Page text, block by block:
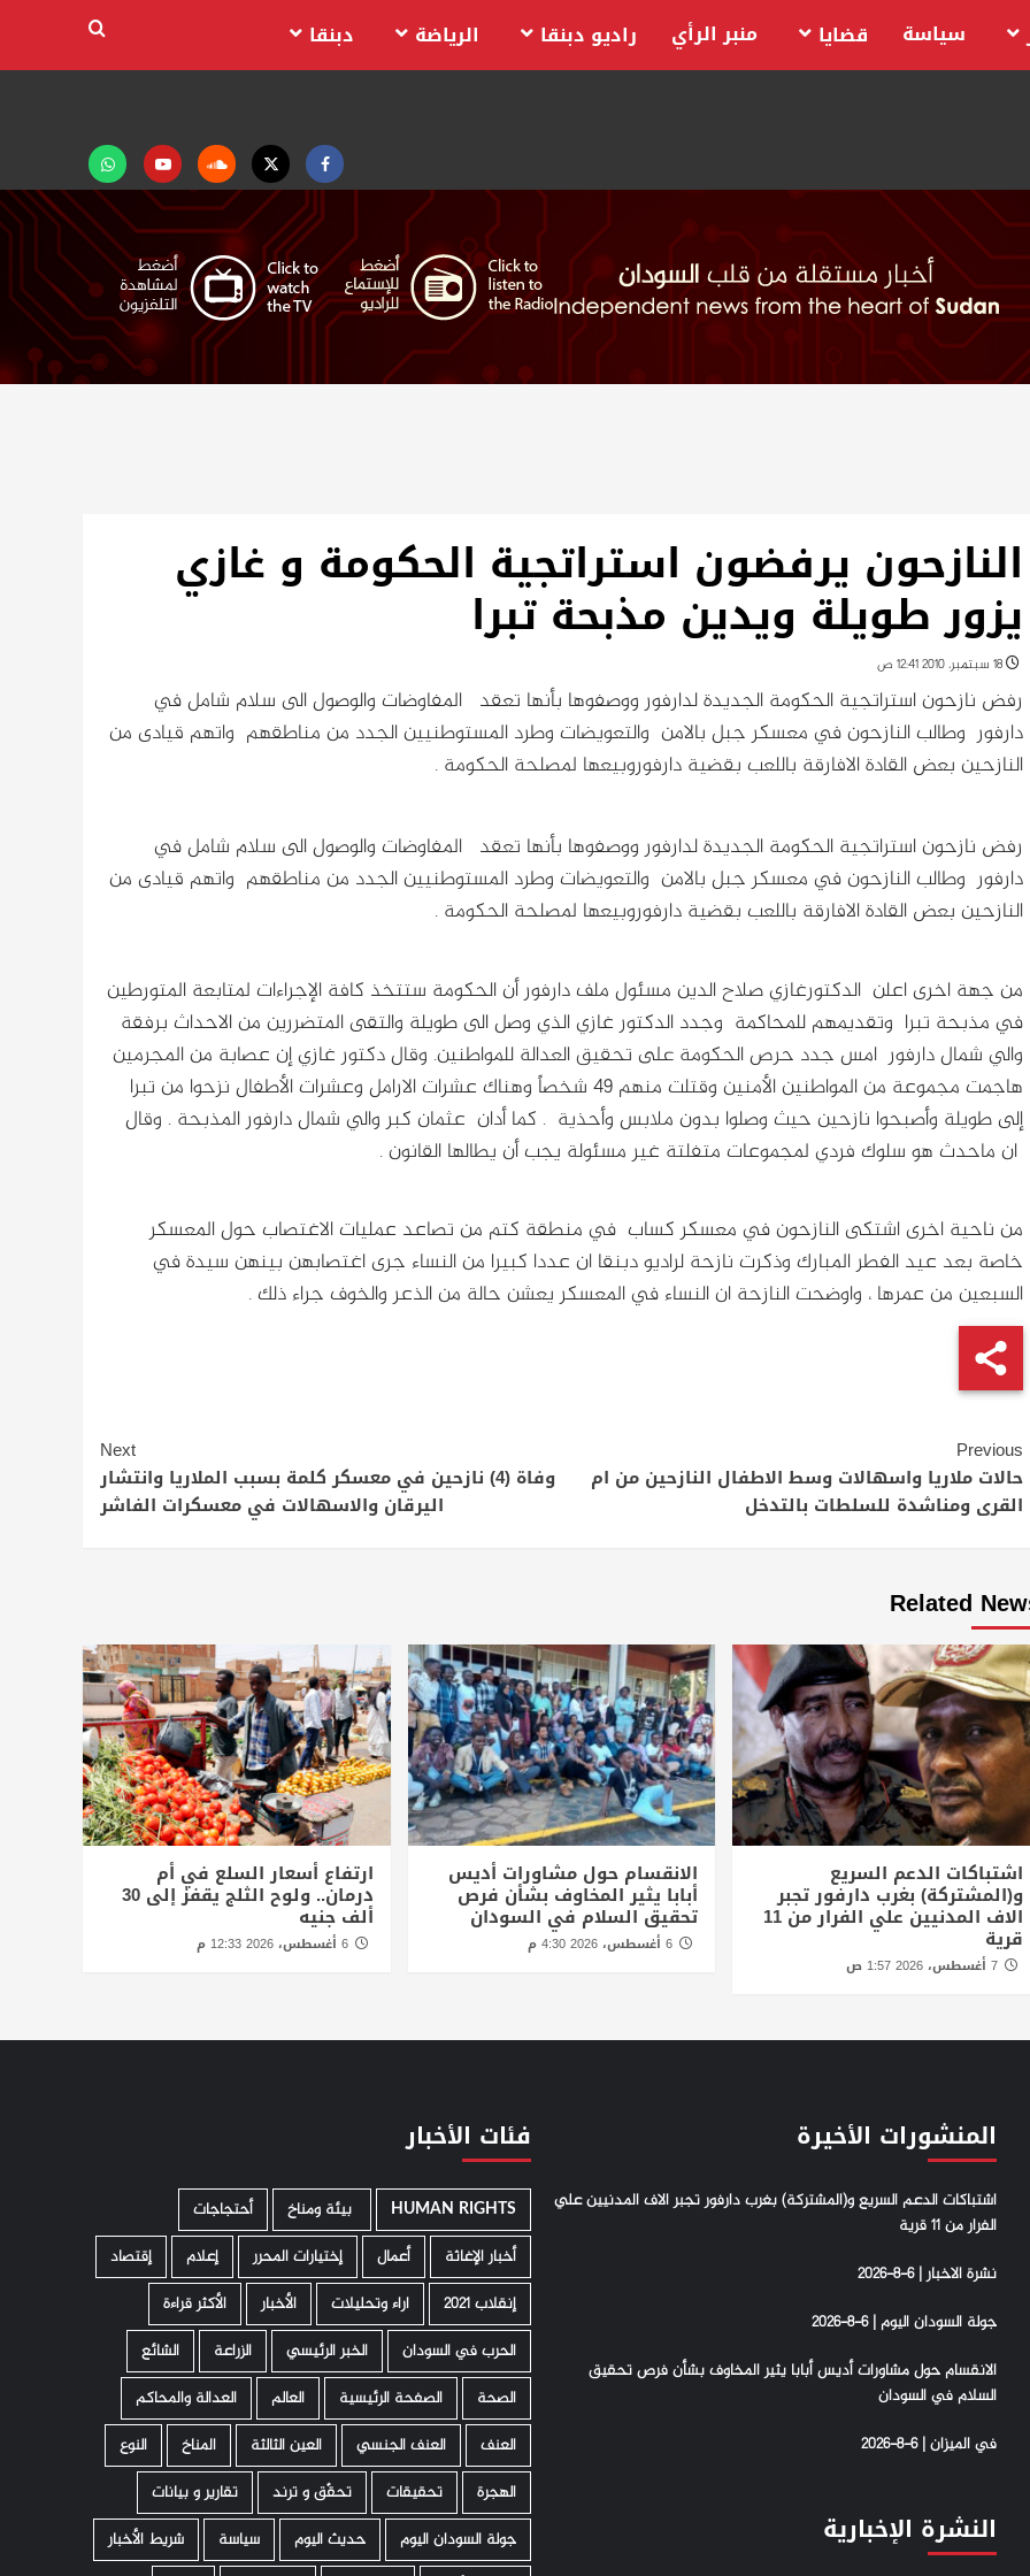
Facebook
Twitter
Soundcloud
Youtubeتابعنا
على
واتساب
سياسة قضايا منبر الرأي راديو دبنقا الرياضة دبنقا
النازحون يرفضون استراتجية الحكومة و غازي
يزور طويلة ويدين مذبحة تبرا
18 سبتمبر، 2010 12:41 ص
رفض نازحون استراتجية الحكومة الجديدة لدارفور ووصفوها بأنها تعقد المفاوضات والوصول الى سلام شامل في
دارفور وطالب النازحون في معسكر جبل بالامن والتعويضات وطرد المستوطنيين الجدد من مناطقهم واتهم قيادى من
النازحين بعض القادة الافارقة باللعب بقضية دارفوروبيعها لمصلحة الحكومة .
رفض نازحون استراتجية الحكومة الجديدة لدارفور ووصفوها بأنها تعقد المفاوضات والوصول الى سلام شامل في
دارفور وطالب النازحون في معسكر جبل بالامن والتعويضات وطرد المستوطنيين الجدد من مناطقهم واتهم قيادى من
النازحين بعض القادة الافارقة باللعب بقضية دارفوروبيعها لمصلحة الحكومة .
من جهة اخرى اعلن الدكتورغازي صلاح الدين مسئول ملف دارفور أن الحكومة ستتخذ كافة الإجراءات لمتابعة المتورطين
في مذبحة تبرا وتقديمهم للمحاكمة وجدد الدكتور غازي الذي وصل الى طويلة والتقى المتضررين من الاحداث برفقة
والي شمال دارفور امس جدد حرص الحكومة على تحقيق العدالة للمواطنين. وقال دكتور غازي إن عصابة من المجرمين
هاجمت مجموعة من المواطنين الأمنين وقتلت منهم 49 شخصاً وهناك عشرات الارامل وعشرات الأطفال نزحوا من تبرا
إلى طويلة وأصبحوا نازحين حيث وصلوا بدون ملابس وأحذية . كما أدان عثمان كبر والي شمال دارفور المذبحة . وقال
ان ماحدث هو سلوك فردي لمجموعات متفلتة غير مسئولة يجب أن يطالها القانون .
من ناحية اخرى اشتكى النازحون في معسكر كساب في منطقة كتم من تصاعد عمليات الاغتصاب حول المعسكر
خاصة بعد عيد الفطر المبارك وذكرت نازحة لراديو دبنقا ان عددا كبيرا من النساء جرى اغتصابهن بينهن سيدة في
السبعين من عمرها ، واوضحت النازحة ان النساء في المعسكر يعشن حالة من الذعر والخوف جراء ذلك .
Continue
Reading
Previous
حالات ملاريا واسهالات وسط الاطفال النازحين من ام
القرى ومناشدة للسلطات بالتدخل
Next
وفاة (4) نازحين في معسكر كلمة بسبب الملاريا وانتشار
اليرقان والاسهالات في معسكرات الفاشر
Related
اشتباكات الدعم السريع
و(المشتركة) بغرب دارفور تجبر
الاف المدنيين علي الفرار من 11
قرية
7 أغسطس، 2026 1:57 ص
الانقسام حول مشاورات أديس
أبابا يثير المخاوف بشأن فرص
تحقيق السلام في السودان
ارتفاع أسعار السلع في أم
درمان.. ولوح الثلج يقفز إلى 30
ألف جنيه
6 أغسطس، 2026 12:33 م
المنشورات الأخيرة
اشتباكات الدعم السريع و(المشتركة) بغرب دارفور تجبر الاف المدنيين علي
الفرار من 11 قرية
نشرة الاخبار | 6-8-2026
جولة السودان اليوم | 6-8-2026
الانقسام حول مشاورات أديس أبابا يثير المخاوف بشأن فرص تحقيق
السلام في السودان
في الميزان | 6-8-2026
النشرة الإخبارية
فئات الأخبار
HUMAN RIGHTS ­ بيئة ومناخ
أحتجاجات
أخبار الإغاثة
أعمال إختيارات المحرر إعلام
إقتصاد
إنقلاب 2021
اراء وتحليلات الأخبار
الأكثر قراءة
الحرب في السودان
الخبر الرئيسي الزراعة
الشائع
الصحة
الصفحة الرئيسية العالم
العدالة والمحاكم
العنف
العنف الجنسي العين الثالثة المناخ
النوع
الهجرة
تحقيقات تحقّق و ترند
تقارير و بيانات
جولة السودان اليوم
حديث اليوم سياسة
شريط الأخبار